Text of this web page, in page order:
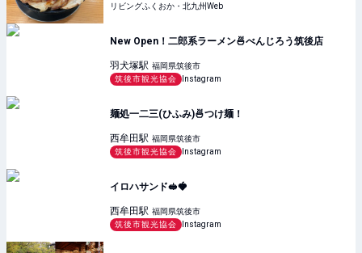
リビングふくおか・北九州Web
New Open！二郎系ラーメン🍜べんじろう筑後店
羽犬塚駅 福岡県筑後市
筑後市観光協会
Instagram
麺処一二三(ひふみ)🍜つけ麺！
西牟田駅 福岡県筑後市
筑後市観光協会
Instagram
イロハサンド🥪🍓
西牟田駅 福岡県筑後市
筑後市観光協会
Instagram